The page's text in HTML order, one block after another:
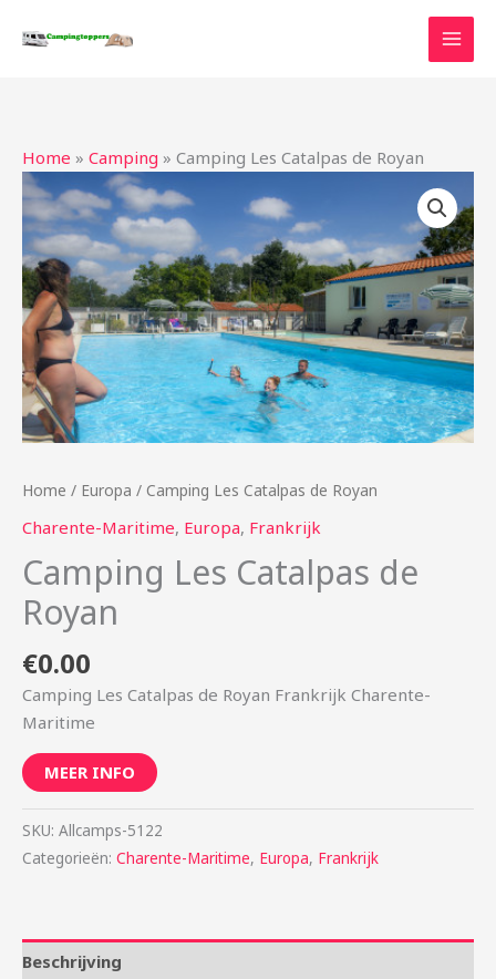
naar
Home » Camping » Camping Les Catalpas de Royan
Home / Europa / Camping Les Catalpas de Royan
Charente-Maritime, Europa, Frankrijk
Camping Les Catalpas de
Royan
€0.00
Camping Les Catalpas de Royan Frankrijk Charente-
Maritime
MEER INFO
SKU: Allcamps-5122
Categorieën: Charente-Maritime, Europa, Frankrijk
Beschrijving